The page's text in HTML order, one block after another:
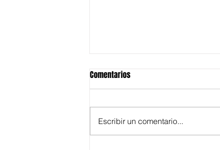
Comentarios
Escribir un comentario...